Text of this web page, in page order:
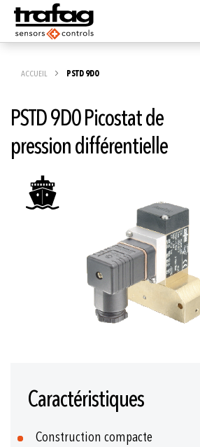
ACCUEIL PSTD 9D0
PSTD 9D0 Picostat de
pression différentielle
beginning
the
Caractéristiques
Construction compacte